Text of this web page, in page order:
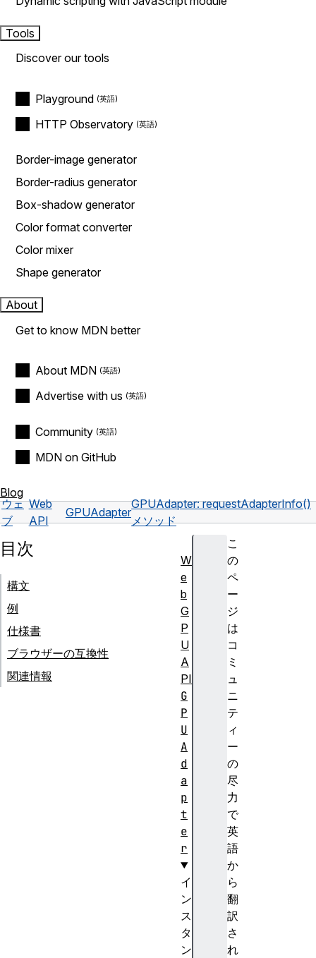
Tools
Discover our tools
Playground
HTTP Observatory
Border-image generator
Border-radius generator
Box-shadow generator
Color format converter
Color mixer
Shape generator
About
Get to know MDN better
About MDN
Advertise with us
Community
MDN on GitHub
Blog
ウェ
ブ
Web
API
GPUAdapter
GPUAdapter: requestAdapterInfo()
メソッド
こ
の
ペ
ー
ジ
は
コ
ミ
ュ
ニ
テ
ィ
ー
の
尽
力
で
英
語
か
ら
翻
訳
さ
れ
目次
構文
例
仕様書
ブラウザーの互換性
関連情報
W
e
b
G
P
U
A
PI
G
P
U
A
d
a
p
t
e
r
イ
ン
ス
タ
ン